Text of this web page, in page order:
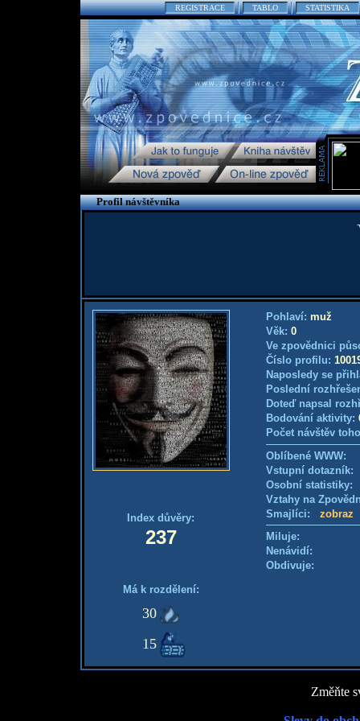
REGISTRACE TABLO STATISTIKA
Profil návštěvníka
Index důvěry:
237
Má k rozdělení:
30
15
Pohlaví: muž
Věk: 0
Ve zpovědnici
Číslo profilu:
Naposledy se
Poslední
Doteď napsal
Bodování aktivity:
Počet návštěv
Oblíbené WWW:
Vstupní
Osobní
Vztahy na
Smajlíci: zobraz
Miluje:
Nenávidí:
Obdivuje:
Změňte